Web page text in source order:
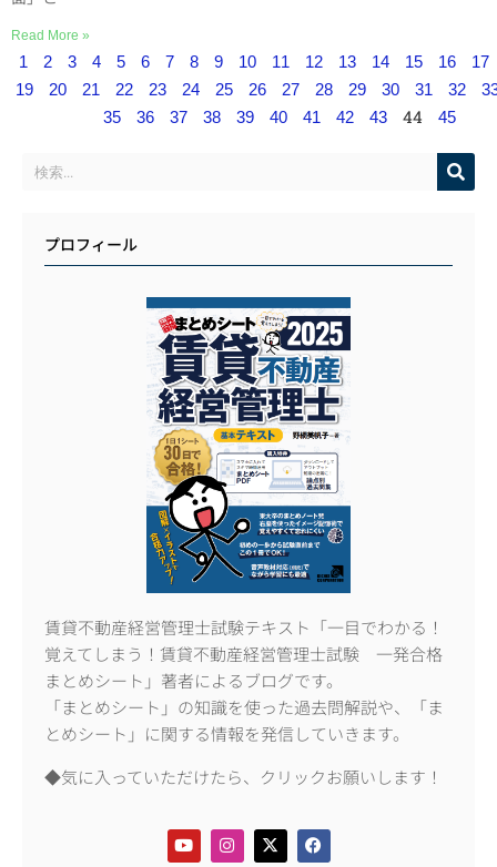
Read More »
1 2 3 4 5 6 7 8 9 10 11 12 13 14 15 16
17
19
20 21 22 23 24 25 26 27 28 29 30 31 32
35
36 37 38 39 40 41 42 43 44 45
プロフィール
賃貸不動産経営管理士試験テキスト「一目でわかる！
覚えてしまう！賃貸不動産経営管理士試験 一発合格
まとめシート」著者によるブログです。
「まとめシート」の知識を使った過去問解説や、「ま
とめシート」に関する情報を発信していきます。
◆気に入っていただけたら、クリックお願いします！